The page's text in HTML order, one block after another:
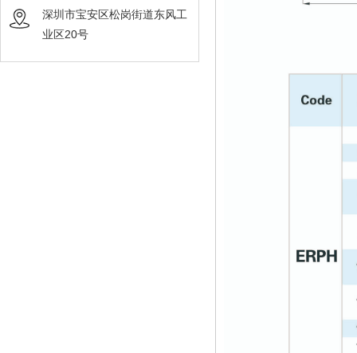
深圳市宝安区松岗街道东风工
业区20号